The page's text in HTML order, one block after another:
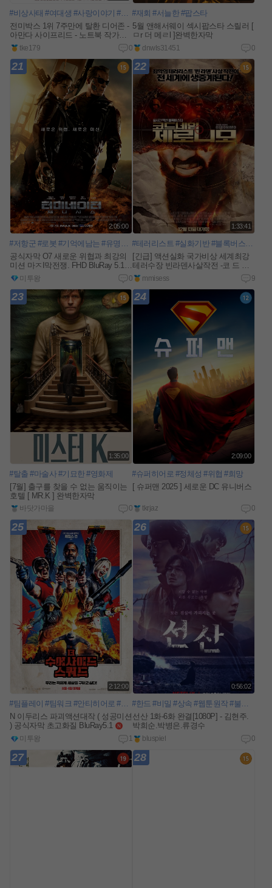
#비상사태 #여대생 #사랑이야기 #편지 #휴가#봉사활동#고통
전미박스 1위 7주만에 탈환 디어존 -
아만다 사이프리드 - 노트북 작가의
5주연속 베스트셀러 1위
tke179 0
#재회 #서늘한 #팝스타
5월 앤해서웨이 섹시팝스타 스릴러 [
ㅁr 더 메ㄹl ]완벽한자막
dnwls31451 0
21
2:05:00
#저항군 #로봇 #기억에남는 #유명한액션 #인공지능#최첨단네트워크
공식자막 O7 새로운 위협과 최강의
미션 마ㅈI막전쟁. FHD BluRay 5.1
n
w
미투왕 0
22
1:33:41
#테러리스트 #실화기반 #블록버스터
[긴급] 액션실화 국가비상 세계최강
테러수장 빈라덴사살작전 -코 드 너l
임- 화질자막완벽
mmisess 9
23
1:35:00
#탈출 #마술사 #기묘한 #영화제
[7월] 출구를 찾을 수 없는 움직이는
호텔 [ MR.K ] 완벽한자막
바닷가마을 0
24
2:09:00
#슈퍼히어로 #정체성 #위협 #희망
[ 슈퍼맨 2025 ] 세로운 DC 유니버스
tkrjaz 0
25
2:12:00
#팀플레이 #팀워크 #안티히어로 #최강우주빌런
#자살특공대
N 이두리스 파괴액션대작 ( 성공미션
) 공식자막 초고화질 BluRay5.1 n
e
미투왕 1
26
0:56:02
#한드 #비밀 #상속 #웹툰원작 #불길한
선산 1화-6화 완결[1080P] - 김현주.
박희순.박병은.류경수
bluspief 0
27 28